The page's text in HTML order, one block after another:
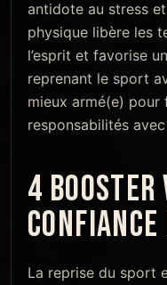
antidote au stress et
physique libère les
l’esprit et favorise
reprenant le sport
mieux armé(e) pour
responsabilités
4 BOOSTER
La reprise du sport